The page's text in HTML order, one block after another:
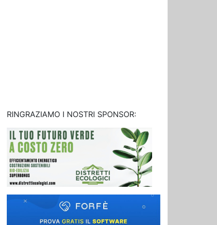
RINGRAZIAMO I NOSTRI SPONSOR: